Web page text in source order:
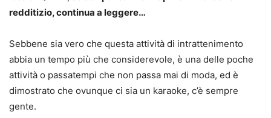
redditizio, continua a leggere…
Sebbene sia vero che questa attività di intrattenimento
abbia un tempo più che considerevole, è una delle poche
attività o passatempi che non passa mai di moda, ed è
dimostrato che ovunque ci sia un karaoke, c’è sempre
gente.